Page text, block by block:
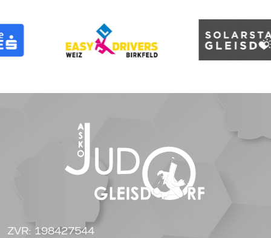
ZVR: 198427544